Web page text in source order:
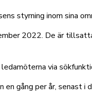
styrning inom sina
2022. De är
via
gång per år, senast i